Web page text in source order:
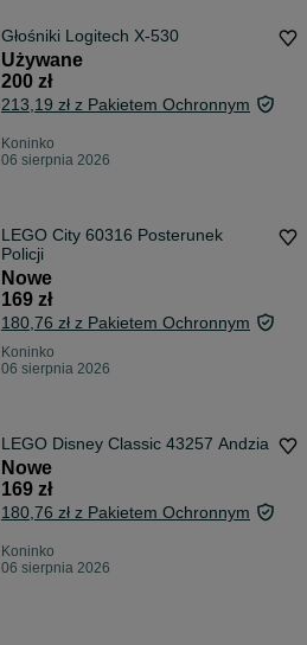
Głośniki Logitech X-530
Używane
200 zł
213,19 zł z Pakietem Ochronnym
Koninko
06 sierpnia 2026
LEGO City 60316 Posterunek
Policji
Nowe
169 zł
180,76 zł z Pakietem Ochronnym
Koninko
06 sierpnia 2026
LEGO Disney Classic 43257 Andzia
Nowe
169 zł
180,76 zł z Pakietem Ochronnym
Koninko
06 sierpnia 2026